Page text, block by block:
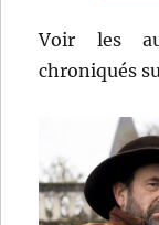
Voir les
chroniqués